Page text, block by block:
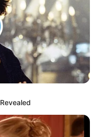
υψηλή γέφυρα
που
στοGoogle